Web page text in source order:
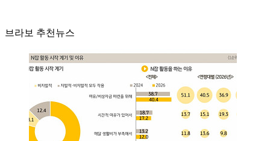
브라보 추천뉴스